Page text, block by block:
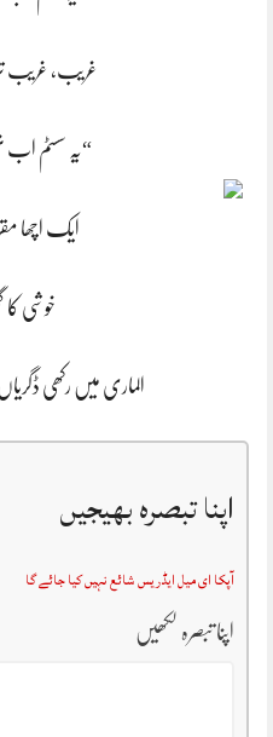
غریب، غریب تر
“یہ سسٹم اب
ایک اچھا
خوشی کا
الماری میں رکھی
اپنا تبصرہ بھیجیں
آپکا ای میل ایڈریس شائع نہیں کیا جائے گا
اپنا تبصرہ لکھیں